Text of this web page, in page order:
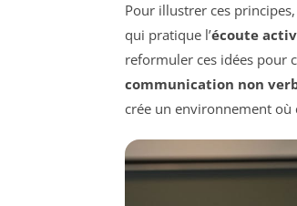
Pour illustrer ces
qui pratique l’écoute
reformuler ces idées pour
communication non
crée un environnement où